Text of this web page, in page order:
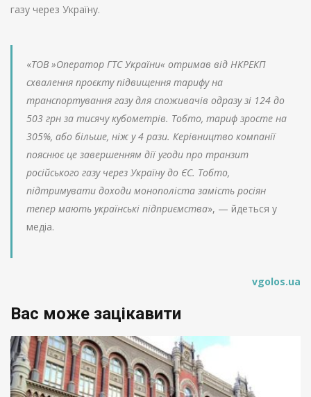
газу через Україну.
«ТОВ »Оператор ГТС України« отримав від НКРЕКП
схвалення проєкту підвищення тарифу на
транспортування газу для споживачів одразу зі 124 до
503 грн за тисячу кубометрів. Тобто, тариф зросте на
305%, або більше, ніж у 4 рази. Керівництво компанії
пояснює це завершенням дії угоди про транзит
російського газу через Україну до ЄС. Тобто,
підтримувати доходи монополіста замість росіян
тепер мають українські підприємства», — йдеться у
медіа.
vgolos.ua
Вас може зацікавити